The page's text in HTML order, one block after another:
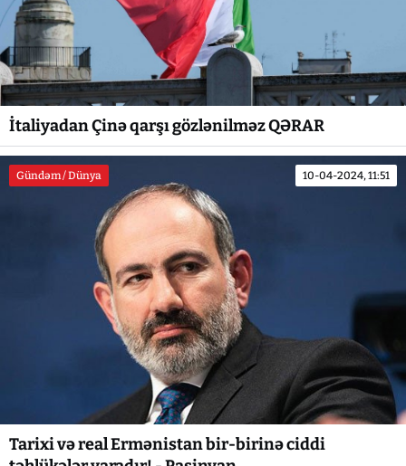
İtaliyadan Çinə qarşı gözlənilməz QƏRAR
Gündəm / Dünya 10-04-2024, 11:51
Tarixi və real Ermənistan bir-birinə ciddi